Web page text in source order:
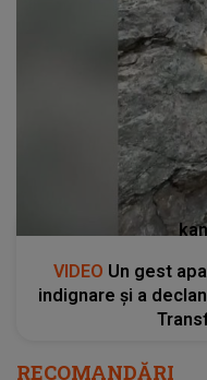
VIDEO Un gest
indignare și a
RECOMANDĂRI